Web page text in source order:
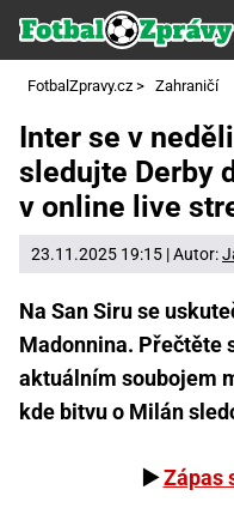
FotbalZpravy.cz > Zahraničí
Inter se v
sledujte Derby
v online live
23.11.2025 19:15 | Autor:
Na San Siru se
Madonnina. Přečtěte
aktuálním soubojem
kde bitvu o Milán
▶️Zápas